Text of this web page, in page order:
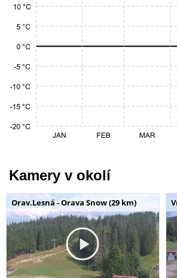
Kamery v okolí
Orav.Lesná - Orava Snow (29 km)